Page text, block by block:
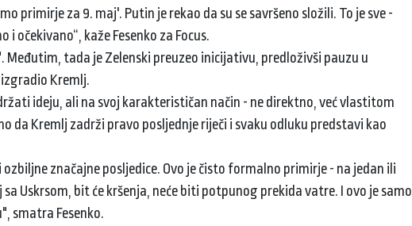
primirje za 9. maj'. Putin je rekao da su se savršeno složili. To je sve -
očekivano“, kaže Fesenko za Focus.
tada je Zelenski preuzeo inicijativu, predloživši pauzu u
Kremlj.
ideju, ali na svoj karakterističan način - ne direktno, već vlastitom
Kremlj zadrži pravo posljednje riječi i svaku odluku predstavi kao
značajne posljedice. Ovo je čisto formalno primirje - na jedan ili
Uskrsom, bit će kršenja, neće biti potpunog prekida vatre. I ovo je samo
smatra Fesenko.